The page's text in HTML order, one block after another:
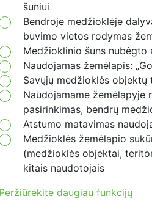
šuniui
Bendroje medžioklėje
buvimo vietos rodymas
Medžioklinio šuns nubėgto
Naudojamas žemėlapis:
Savųjų medžioklės objektų
Naudojamame žemėlapyje
pasirinkimas, bendrų
Atstumo matavimas
Medžioklės žemėlapio
(medžioklės objektai,
kitais naudotojais
Peržiūrėkite daugiau funkcijų